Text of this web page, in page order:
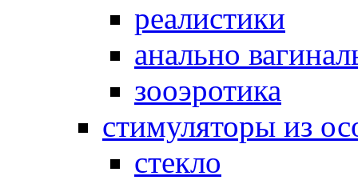
реалистики
анально
зооэротика
стимуляторы из
стекло